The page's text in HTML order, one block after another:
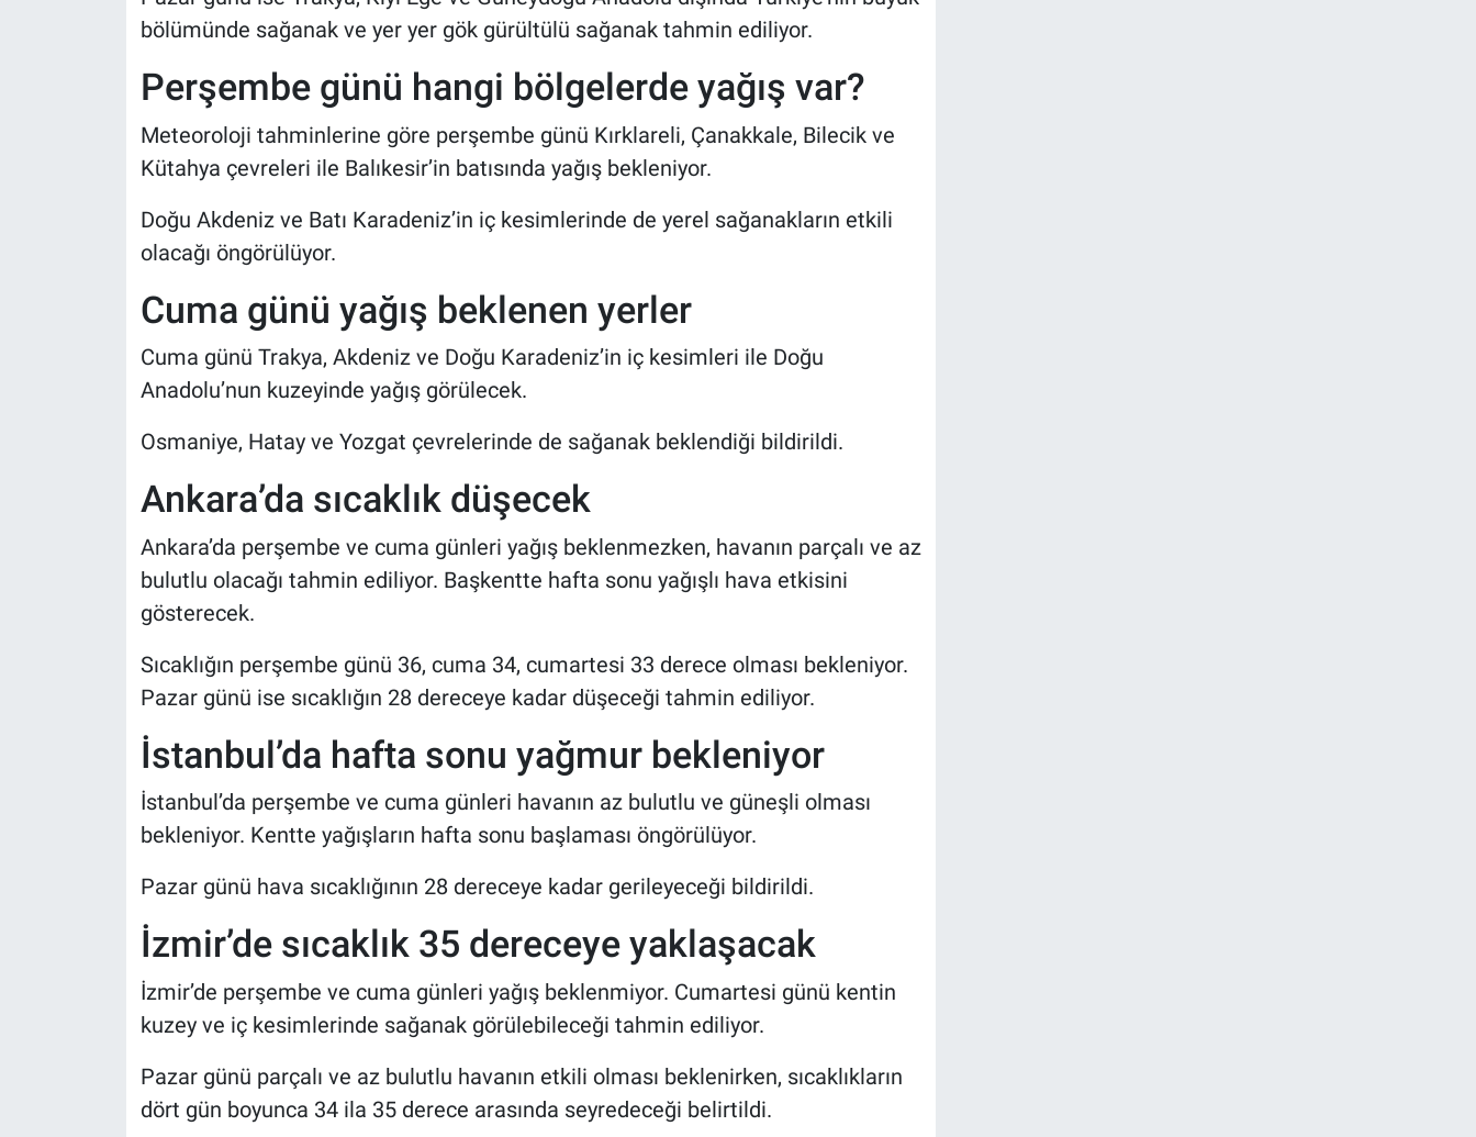
bölümünde sağanak ve yer yer gök gürültülü sağanak tahmin ediliyor.
Perşembe günü hangi bölgelerde yağış var?
Meteoroloji tahminlerine göre perşembe günü Kırklareli, Çanakkale, Bilecik ve
Kütahya çevreleri ile Balıkesir’in batısında yağış bekleniyor.
Doğu Akdeniz ve Batı Karadeniz’in iç kesimlerinde de yerel sağanakların etkili
olacağı öngörülüyor.
Cuma günü yağış beklenen yerler
Cuma günü Trakya, Akdeniz ve Doğu Karadeniz’in iç kesimleri ile Doğu
Anadolu’nun kuzeyinde yağış görülecek.
Osmaniye, Hatay ve Yozgat çevrelerinde de sağanak beklendiği bildirildi.
Ankara’da sıcaklık düşecek
Ankara’da perşembe ve cuma günleri yağış beklenmezken, havanın parçalı ve az
bulutlu olacağı tahmin ediliyor. Başkentte hafta sonu yağışlı hava etkisini
gösterecek.
Sıcaklığın perşembe günü 36, cuma 34, cumartesi 33 derece olması bekleniyor.
Pazar günü ise sıcaklığın 28 dereceye kadar düşeceği tahmin ediliyor.
İstanbul’da hafta sonu yağmur bekleniyor
İstanbul’da perşembe ve cuma günleri havanın az bulutlu ve güneşli olması
bekleniyor. Kentte yağışların hafta sonu başlaması öngörülüyor.
Pazar günü hava sıcaklığının 28 dereceye kadar gerileyeceği bildirildi.
İzmir’de sıcaklık 35 dereceye yaklaşacak
İzmir’de perşembe ve cuma günleri yağış beklenmiyor. Cumartesi günü kentin
kuzey ve iç kesimlerinde sağanak görülebileceği tahmin ediliyor.
Pazar günü parçalı ve az bulutlu havanın etkili olması beklenirken, sıcaklıkların
dört gün boyunca 34 ila 35 derece arasında seyredeceği belirtildi.